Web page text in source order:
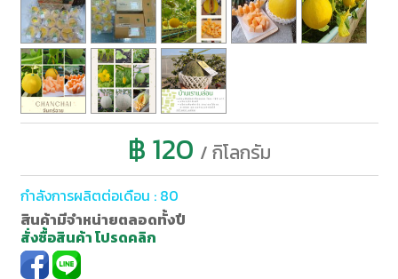
฿ 120 / กิโลกรัม
กำลังการผลิตต่อเดือน : 80
สินค้ามีจำหน่ายตลอดทั้งปี
สั่งซื้อสินค้า โปรดคลิก